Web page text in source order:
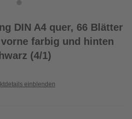
DIN A4 quer, 66 Blätter
farbig und hinten
(4/1)
einblenden